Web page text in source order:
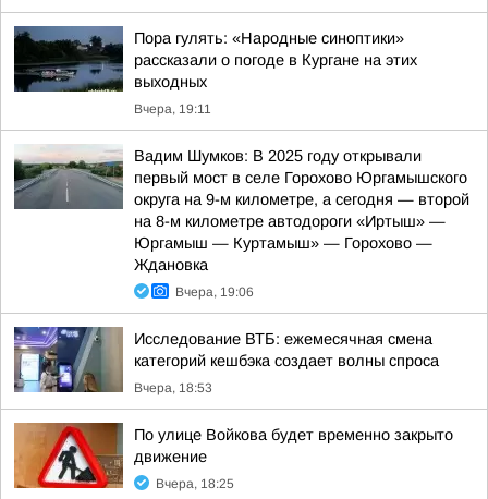
Пора гулять: «Народные синоптики»
рассказали о погоде в Кургане на этих
выходных
Вчера, 19:11
Вадим Шумков: В 2025 году открывали
первый мост в селе Горохово Юргамышского
округа на 9-м километре, а сегодня — второй
на 8-м километре автодороги «Иртыш» —
Юргамыш — Куртамыш» — Горохово —
Ждановка
Вчера, 19:06
Исследование ВТБ: ежемесячная смена
категорий кешбэка создает волны спроса
Вчера, 18:53
По улице Войкова будет временно закрыто
движение
Вчера, 18:25